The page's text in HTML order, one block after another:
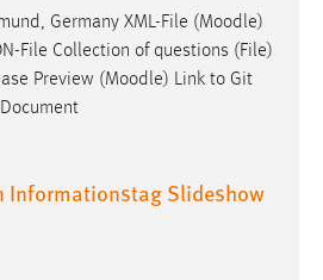
Germany XML-File (Moodle)
File Collection of questions (File)
Preview (Moodle) Link to Git
Informationstag Slideshow